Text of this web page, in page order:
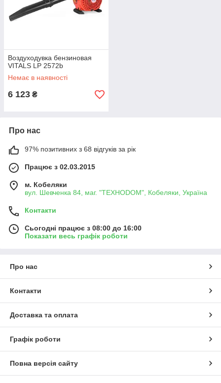
Воздуходувка бензиновая
VITALS LP 2572b
Немає в наявності
6 123 ₴
Про нас
97% позитивних з 68 відгуків за рік
Працює з 02.03.2015
м. Кобеляки
вул. Шевченка 84, маг. "ТЕХНОDOM", Кобеляки, Україна
Контакти
Сьогодні працює з 08:00 до 16:00
Показати весь графік роботи
Про нас
Контакти
Доставка та оплата
Графік роботи
Повна версія сайту